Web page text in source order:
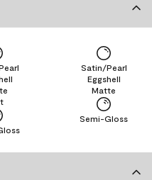
Semi-Gloss
Matte
Eggshell
Satin/Pearl